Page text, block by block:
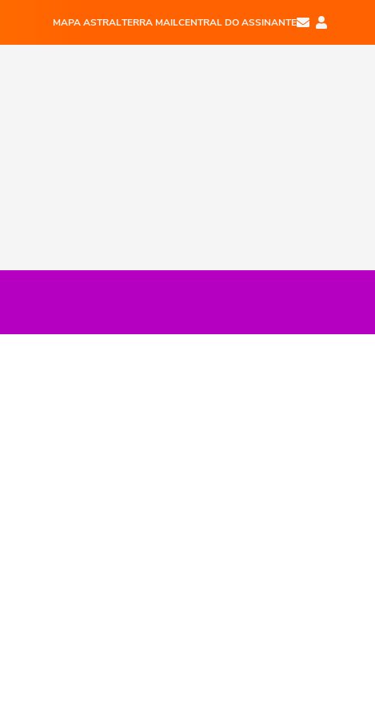
MAPA ASTRALTERRA MAILCENTRAL DO ASSINANTE